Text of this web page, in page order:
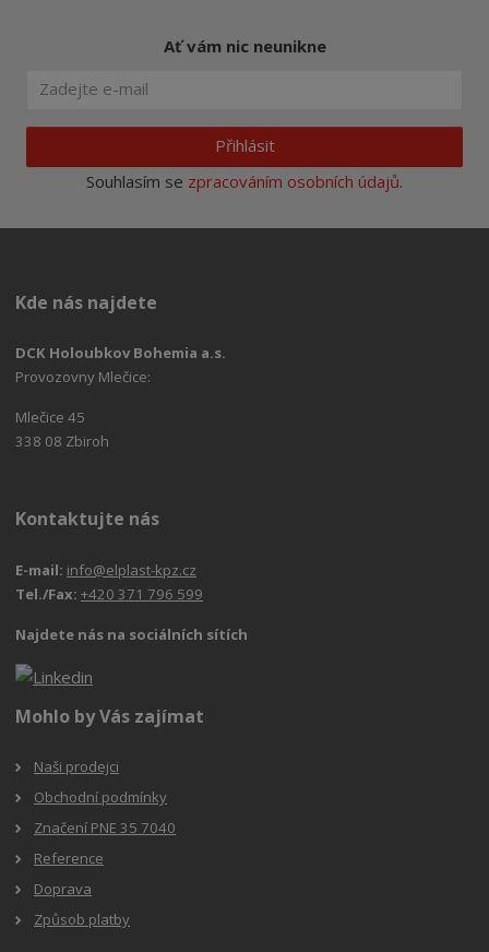
Ať vám nic neunikne
Přihlásit
Souhlasím se zpracováním osobních údajů.
Kde nás najdete
DCK Holoubkov Bohemia a.s.
Provozovny Mlečice:
Mlečice 45
338 08 Zbiroh
Kontaktujte nás
E-mail: info@elplast-kpz.cz
Tel./Fax:+420 371 796 599
Najdete nás na sociálních sítích
Mohlo by Vás zajímat
Naši prodejci
Obchodní podmínky
Značení PNE 35 7040
Reference
Doprava
Způsob platby